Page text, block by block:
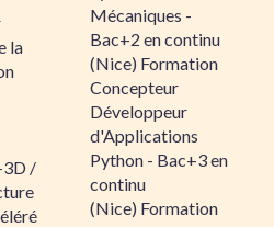
la
/
Mécaniques -
Bac+2 en continu
(Nice) Formation
Concepteur
Développeur
d'Applications
Python - Bac+3 en
continu
(Nice) Formation